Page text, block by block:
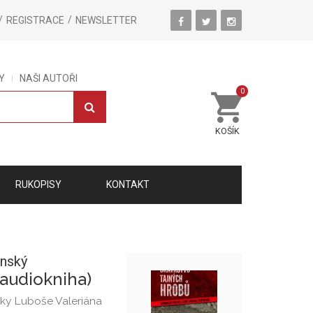
REGISTRACE NEWSLETTER
NAŠI AUTOŘI
KOŠÍK
0
RUKOPISY KONTAKT
Luboše Valeriána